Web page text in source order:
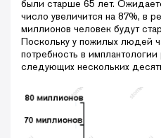
были старше 65 лет.
число увеличится на 87%, в
миллионов человек будут
Поскольку у пожилых людей
потребность в
следующих нескольких